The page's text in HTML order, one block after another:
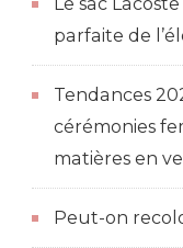
parfaite de
Tendances
cérémonies
matières en
Peut-on